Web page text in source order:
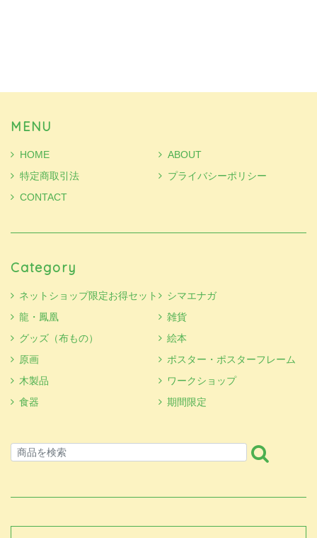
MENU
HOME
ABOUT
特定商取引法
プライバシーポリシー
CONTACT
Category
ネットショップ限定お得セット
シマエナガ
龍・鳳凰
雑貨
グッズ（布もの）
絵本
原画
ポスター・ポスターフレーム
木製品
ワークショップ
食器
期間限定